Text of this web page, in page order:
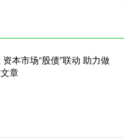
本市场“股债”联动 助力做
章